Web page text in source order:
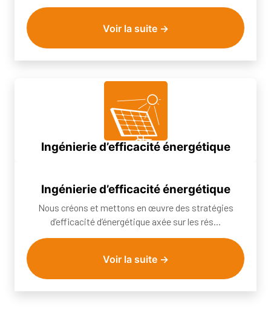
Voir la suite →
Ingénierie d’efficacité énergétique
Ingénierie d’efficacité énergétique
Nous créons et mettons en œuvre des stratégies
d’efficacité d’énergétique axée sur les rés...
Voir la suite →